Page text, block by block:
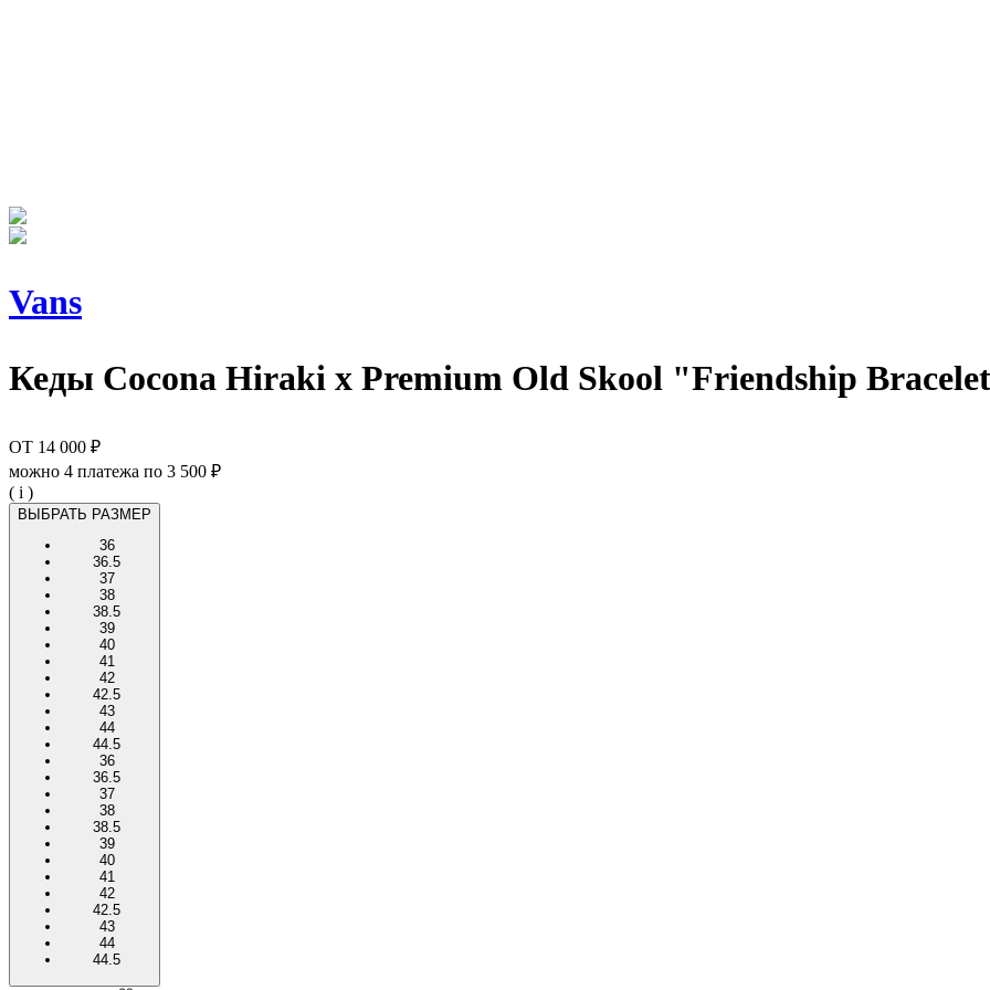
Vans
Кеды Cocona Hiraki x Premium Old Skool "Friendship
ОТ 14 000 ₽
можно 4 платежа по 3 500 ₽
( i )
ВЫБРАТЬ РАЗМЕР
36
36.5
37
38
38.5
39
40
41
42
42.5
43
44
44.5
36
36.5
37
38
38.5
39
40
41
42
42.5
43
44
44.5